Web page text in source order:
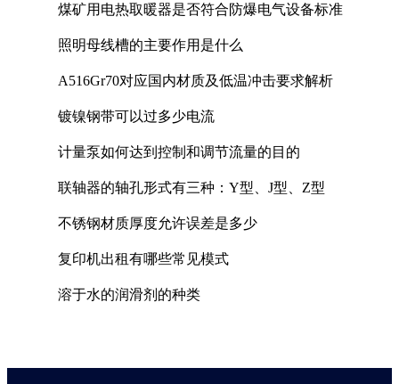
煤矿用电热取暖器是否符合防爆电气设备标准
照明母线槽的主要作用是什么
A516Gr70对应国内材质及低温冲击要求解析
镀镍钢带可以过多少电流
计量泵如何达到控制和调节流量的目的
联轴器的轴孔形式有三种：Y型、J型、Z型
不锈钢材质厚度允许误差是多少
复印机出租有哪些常见模式
溶于水的润滑剂的种类